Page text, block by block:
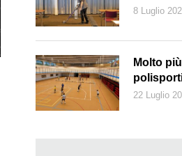
Una silhoutte della poetessa
8 Luglio
Molto
22 Luglio